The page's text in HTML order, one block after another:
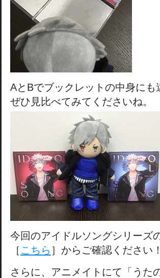
AとBでブックレットの中身に
ぜひ見比べてみてくださいね。
今回のアイドルソングシリーズ
［ こちら ］からご確認ください！
さらに、アニメイトにて「う